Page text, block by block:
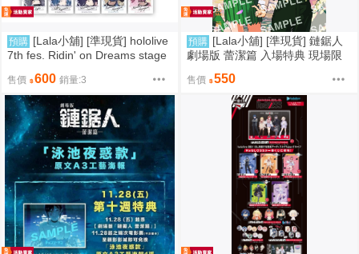
預購 [Lala小舖] [準現貨] hololive
7th fes. Ridin' on Dreams stage
癒月巧可貓又小粥兔田佩克拉不
知火芙蕾雅角卷綿芽雪花菈米尾
丸波爾卡鷹嶺琉依博衣可佑理 Ze
ta Kobo Ina Fuwawa Mococo
售價 600 銷量:3
預購 [Lala小舖] [準現貨] 鏈鋸人
劇場版 蕾潔篇 入場特典 現場限
恋・花・チェンソー・ガイド 小
售價 550